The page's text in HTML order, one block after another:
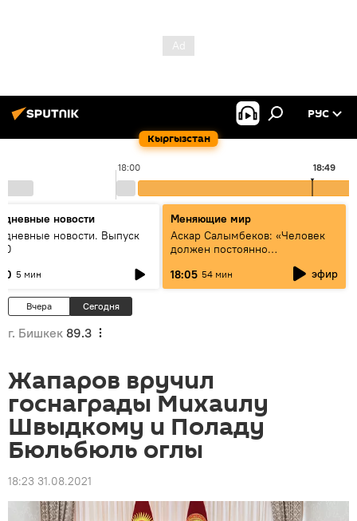
Кыргызстан
РУС
18:00 18:49
новости
новости. Выпуск
5 мин
Меняющие мир
Аскар Салымбеков: «Человек
должен постоянно
18:05 54 мин эфир
Вчера Сегодня
г. Бишкек 89.3
Жапаров вручил
госнаграды Михаилу
Швыдкому и Поладу
Бюльбюль оглы
18:23 31.08.2021